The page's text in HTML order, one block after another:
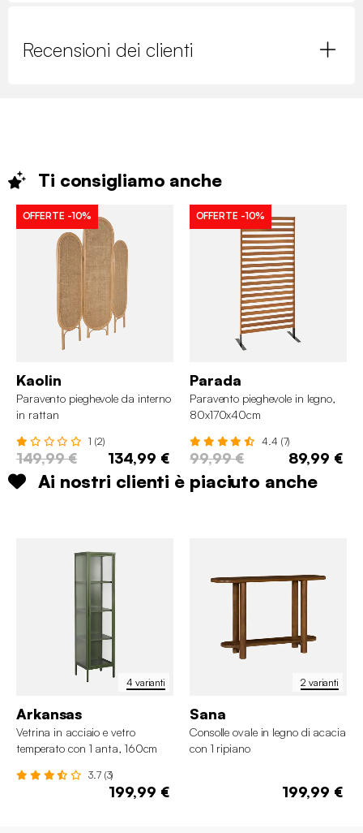
Recensioni dei clienti
Ti consigliamo anche
OFFERTE -10%
Kaolin
Paravento pieghevole da interno
in rattan
1 (2)
149,99 € 134,99 €
OFFERTE -10%
Parada
Paravento pieghevole in legno,
80x170x40cm
4.4 (7)
99,99 € 89,99 €
Ai nostri clienti è piaciuto anche
4 varianti
Arkansas
Vetrina in acciaio e vetro
temperato con 1 anta, 160cm
3.7 (3)
199,99 €
2 varianti
Sana
Consolle ovale in legno di acacia
con 1 ripiano
199,99 €